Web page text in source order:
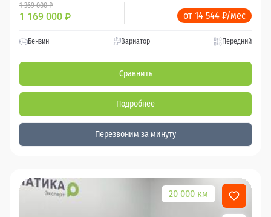
1 369 000 ₽
1 169 000 ₽ от 14 544 ₽/мес
Бензин Вариатор Передний
Сравнить
Подробнее
Перезвоним за минуту
20 000 км